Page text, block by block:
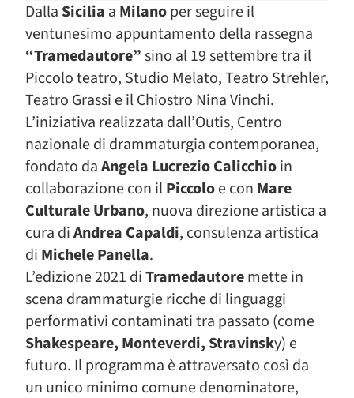
Dalla Sicilia a Milanoper seguire il
ventunesimo appuntamento della rassegna
“Tramedautore”sino al 19 settembre tra il
Piccolo teatro, Studio Melato, Teatro Strehler,
Teatro Grassi e il Chiostro Nina Vinchi.
L’iniziativa realizzata dall’Outis, Centro
nazionale di drammaturgia contemporanea,
fondato daAngela Lucrezio Calicchioin
collaborazione con ilPiccoloe con Mare
Culturale Urbano, nuova direzione artistica a
cura diAndrea Capaldi, consulenza artistica
di Michele Panella.
L’edizione 2021 diTramedautoremette in
scena drammaturgie ricche di linguaggi
performativi contaminati tra passato (come
Shakespeare, Monteverdi, Stravinsky) e
futuro. Il programma è attraversato così da
un unico minimo comune denominatore,